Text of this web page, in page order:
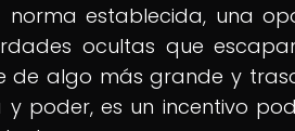
establecida, una
ocultas que
de algo más grande y
poder, es un incentivo